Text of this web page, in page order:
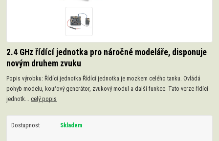
2.4 GHz řídící jednotka pro náročné modeláře, disponuje
novým druhem zvuku
Popis výrobku: Řídící jednotka Řídící jednotka je mozkem celého tanku. Ovládá
pohyb modelu, kouřový generátor, zvukový modul a další funkce. Tato verze řídící
jednotk... celý popis
Dostupnost Skladem